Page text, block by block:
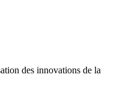
des innovations de la